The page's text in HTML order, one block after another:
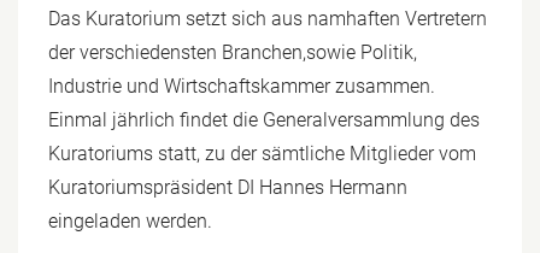
Das Kuratorium setzt sich aus namhaften Vertretern
der verschiedensten Branchen,sowie Politik,
Industrie und Wirtschaftskammer zusammen.
Einmal jährlich findet die Generalversammlung des
Kuratoriums statt, zu der sämtliche Mitglieder vom
Kuratoriumspräsident DI Hannes Hermann
eingeladen werden.